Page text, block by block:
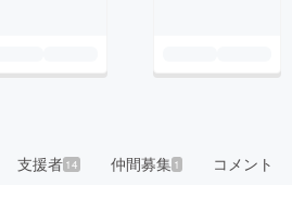
支援者 14 仲間募集 1 コメント